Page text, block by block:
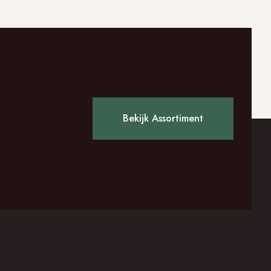
Bekijk Assortiment